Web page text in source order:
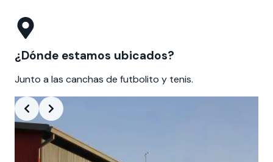
¿Dónde estamos ubicados?
Junto a las canchas de futbolito y tenis.
Slide 1 of 2